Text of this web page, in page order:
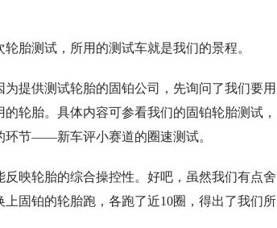
胎测试，所用的测试车就是我们的景程。
提供测试轮胎的固铂公司，先询问了我们要用
轮胎。具体内容可参看我们的固铂轮胎测试，
环节——新车评小赛道的圈速测试。
映轮胎的综合操控性。好吧，虽然我们有点舍
固铂的轮胎跑，各跑了近10圈，得出了我们所